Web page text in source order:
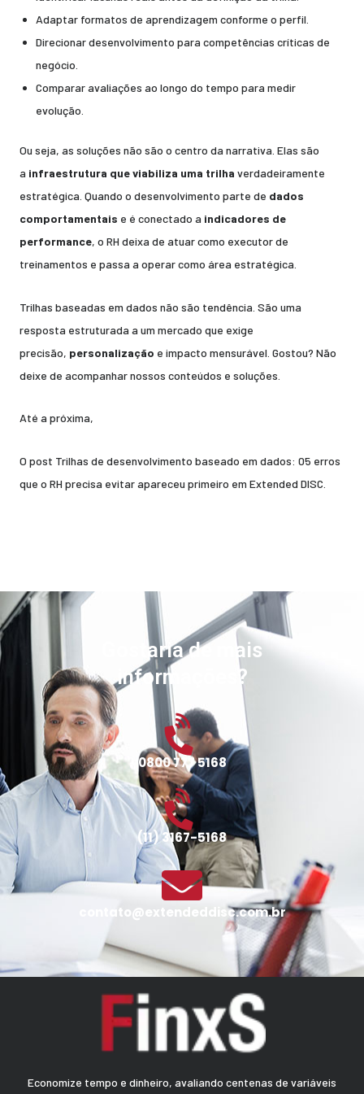
Adaptar formatos de aprendizagem conforme o perfil.
Direcionar desenvolvimento para competências críticas de
negócio.
Comparar avaliações ao longo do tempo para medir
evolução.
Ou seja, as soluções não são o centro da narrativa. Elas são
a infraestrutura que viabiliza uma trilha verdadeiramente
estratégica. Quando o desenvolvimento parte de dados
comportamentais e é conectado a indicadores de
performance, o RH deixa de atuar como executor de
treinamentos e passa a operar como área estratégica.
Trilhas baseadas em dados não são tendência. São uma
resposta estruturada a um mercado que exige
precisão, personalização e impacto mensurável. Gostou? Não
deixe de acompanhar nossos conteúdos e soluções.
Até a próxima,
O post Trilhas de desenvolvimento baseado em dados: 05 erros
que o RH precisa evitarapareceu primeiro em Extended DISC
Gostaria de mais
informações?
0800 777 5168
(11) 3167-5168
contato@extendeddisc.com.br
Economize tempo e dinheiro, avaliando centenas de variáveis